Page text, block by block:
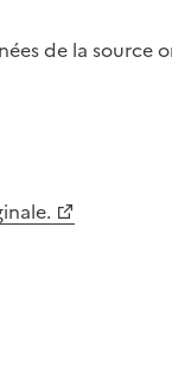
de la